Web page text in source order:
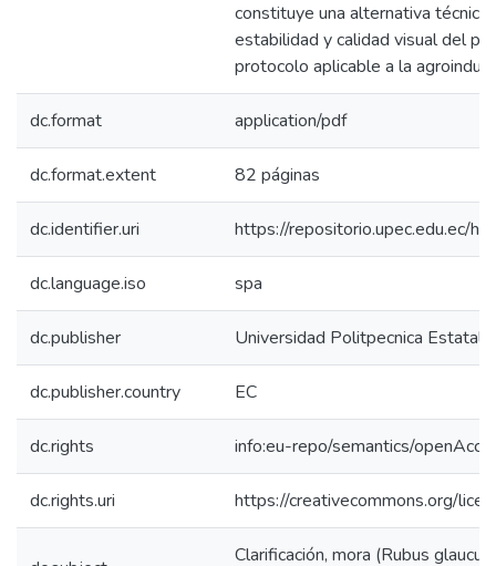
constituye una alternativa técnica
estabilidad y calidad visual del
protocolo aplicable a la
dc.format application/pdf
dc.format.extent 82 páginas
dc.identifier.uri https://repositorio.upec.edu.ec/
dc.language.iso spa
dc.publisher Universidad Politpecnica Estatal
dc.publisher.country EC
dc.rights info:eu-repo/semantics/
dc.rights.uri https://creativecommons.org/
Clarificación, mora (Rubus